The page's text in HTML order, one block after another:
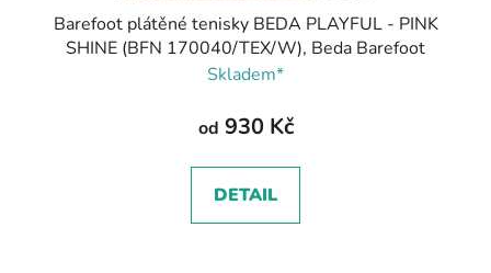
Barefoot plátěné tenisky BEDA PLAYFUL - PINK
SHINE (BFN 170040/TEX/W), Beda Barefoot
Skladem*
od 930 Kč
DETAIL